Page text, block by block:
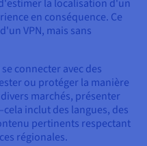
la localisation d'un
en conséquence. Ce
VPN, mais sans
connecter avec des
ou protéger la manière
marchés, présenter
inclut des langues, des
pertinents respectant
régionales.